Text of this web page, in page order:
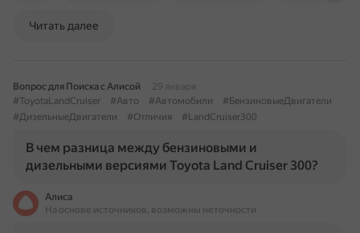
Читать далее
Вопрос для Поиска с Алисой
29 января
#ToyotaLandCruiser
#Авто #Автомобили
#БензиновыеДвигатели
#ДизельныеДвигатели
#Отличия #LandCruiser300
В чем разница между бензиновыми и
дизельными версиями Toyota Land Cruiser 300?
Алиса
На основе источников, возможны неточности